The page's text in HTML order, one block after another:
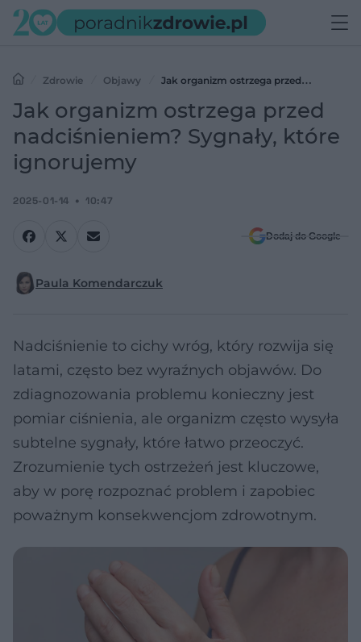
Zdrowie Objawy
Jak organizm ostrzega przed
nadciśnieniem? Sygnały, które ignorujemy
Jak organizm ostrzega przed
nadciśnieniem? Sygnały, które
ignorujemy
2025-01-14 10:47
Dodaj do Google
Paula Komendarczuk
Nadciśnienie to cichy wróg, który rozwija się
latami, często bez wyraźnych objawów. Do
zdiagnozowania problemu konieczny jest
pomiar ciśnienia, ale organizm często wysyła
subtelne sygnały, które łatwo przeoczyć.
Zrozumienie tych ostrzeżeń jest kluczowe,
aby w porę rozpoznać problem i zapobiec
poważnym konsekwencjom zdrowotnym.